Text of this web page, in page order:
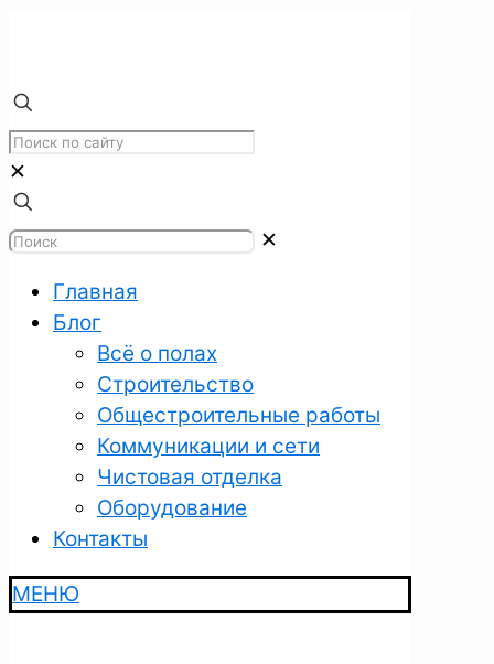
✕
✕
Главная
Блог
Всё о полах
Строительство
Общестроительные работы
Коммуникации и сети
Чистовая отделка
Оборудование
Контакты
МЕНЮ